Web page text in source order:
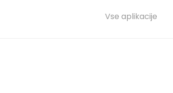
Vse aplikacije